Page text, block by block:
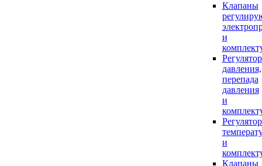
Клапаны
и
давления,
перепада
давления
и
и
Клапаны